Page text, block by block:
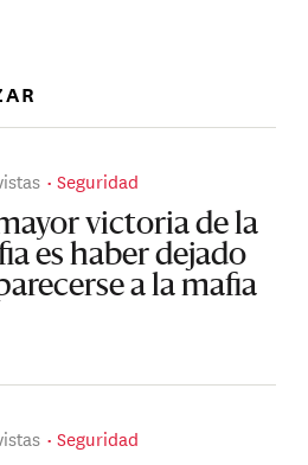
Seguridad
victoria de la
es haber dejado
a la mafia
Seguridad